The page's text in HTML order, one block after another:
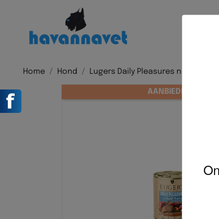
Home Hond Lugers Daily Pleasures natvoer
AANBIEDING!